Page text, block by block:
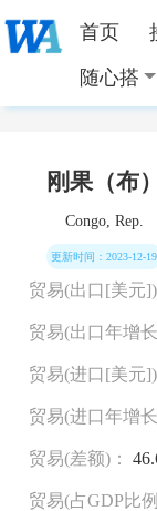
首页
随心搭
刚果（布）
Congo, Rep.
更新时间：2023-12-19
贸易(出口[美元])
贸易(出口年增长
贸易(进口[美元])
贸易(进口年增长
贸易(差额)：
贸易(占GDP比例